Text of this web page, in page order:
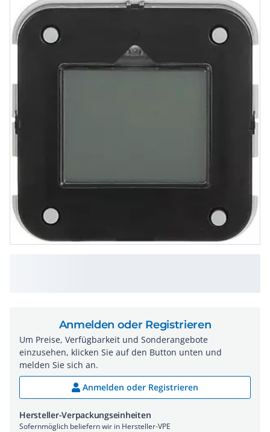
Anmelden oder Registrieren
Um Preise, Verfügbarkeit und Sonderangebote
einzusehen, klicken Sie auf den Button unten und
melden Sie sich an.
Anmelden oder Registrieren
Hersteller-Verpackungseinheiten
Sofernmöglich beliefern wir in Hersteller-VPE